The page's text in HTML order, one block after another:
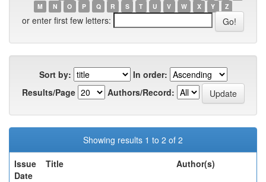
M
N O P Q R S T U V W X Y Z
or enter first few letters:
Sort by:
In order:
Results/Page
Authors/Record:
Showing results 1 to 2 of 2
Issue
Date
Title Author(s)